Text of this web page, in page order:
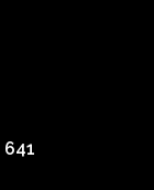
641